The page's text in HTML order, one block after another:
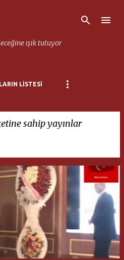
atla
ışık tutuyor
LISTESI
sahip yayınlar